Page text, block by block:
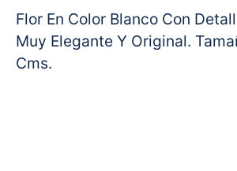
Flor En Color Blanco Con
Muy Elegante Y Original.
Cms.